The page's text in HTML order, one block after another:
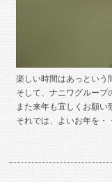
楽しい時間はあっとい
そして、ナニワグループ
また来年も宜しくお願い
それでは、よいお年を・